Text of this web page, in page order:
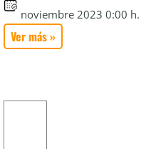
noviembre 2023 0:00 h.
Ver más »